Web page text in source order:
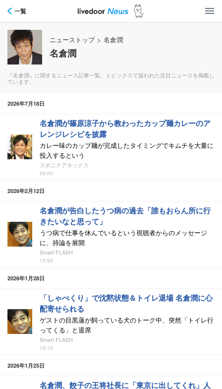
一覧
ニューストップ > 名倉潤
名倉潤
『名倉潤』に関するニュース記事一覧。トピックスで扱われた注目ニュースを掲載し
ています。
2026年7月18日
名倉潤が篠原涼子から教わったカップ麺カレーのア
レンジレシピを披露
カレー味のカップ麺が完成したタイミングでキムチを大量に
投入するという
スポニチアネックス
06:00
2026年2月12日
名倉潤が告白したうつ病の過去「誰もおらん所に行
きたいなと思って」
うつ病で仕事を休んでいるという視聴者からのメッセージ
に、持論を展開
Smart FLASH
15:55
2026年1月28日
「しゃべくり」で沈黙状態＆トイレ退場 名倉潤に心
配寄せられる
ゲストの目黒蓮が飼っている犬のトーク中、突然「トイレ行
ってくる」と退席
Smart FLASH
19:10
2026年1月25日
名倉潤、餃子の王将社長に「東京に出してくれ」人